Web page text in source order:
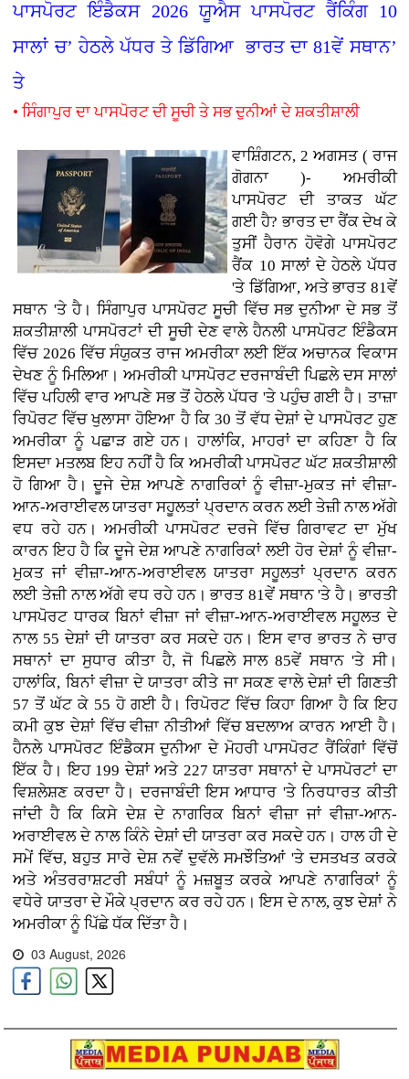
ਪਾਸਪੋਰਟ ਇੰਡੈਕਸ 2026 ਯੂਐਸ ਪਾਸਪੋਰਟ ਰੈਂਕਿੰਗ 10
ਸਾਲਾਂ ਚ’ ਹੇਠਲੇ ਪੱਧਰ ਤੇ ਡਿੱਗਿਆ ਭਾਰਤ ਦਾ 81ਵੇਂ ਸਥਾਨ’
ਤੇ
• ਸਿੰਗਾਪੁਰ ਦਾ ਪਾਸਪੋਰਟ ਦੀ ਸੂਚੀ ਤੇ ਸਭ ਦੁਨੀਆਂ ਦੇ ਸ਼ਕਤੀਸ਼ਾਲੀ
ਵਾਸ਼ਿੰਗਟਨ, 2 ਅਗਸਤ ( ਰਾਜ
ਗੋਗਨਾ )- ਅਮਰੀਕੀ
ਪਾਸਪੋਰਟ ਦੀ ਤਾਕਤ ਘੱਟ
ਗਈ ਹੈ? ਭਾਰਤ ਦਾ ਰੈਂਕ ਦੇਖ ਕੇ
ਤੁਸੀਂ ਹੈਰਾਨ ਹੋਵੋਗੇ ਪਾਸਪੋਰਟ
ਰੈਂਕ 10 ਸਾਲਾਂ ਦੇ ਹੇਠਲੇ ਪੱਧਰ
'ਤੇ ਡਿੱਗਿਆ, ਅਤੇ ਭਾਰਤ 81ਵੇਂ
ਸਥਾਨ 'ਤੇ ਹੈ। ਸਿੰਗਾਪੁਰ ਪਾਸਪੋਰਟ ਸੂਚੀ ਵਿੱਚ ਸਭ ਦੁਨੀਆ ਦੇ ਸਭ ਤੋਂ
ਸ਼ਕਤੀਸ਼ਾਲੀ ਪਾਸਪੋਰਟਾਂ ਦੀ ਸੂਚੀ ਦੇਣ ਵਾਲੇ ਹੈਨਲੀ ਪਾਸਪੋਰਟ ਇੰਡੈਕਸ
ਵਿੱਚ 2026 ਵਿੱਚ ਸੰਯੁਕਤ ਰਾਜ ਅਮਰੀਕਾ ਲਈ ਇੱਕ ਅਚਾਨਕ ਵਿਕਾਸ
ਦੇਖਣ ਨੂੰ ਮਿਲਿਆ। ਅਮਰੀਕੀ ਪਾਸਪੋਰਟ ਦਰਜਾਬੰਦੀ ਪਿਛਲੇ ਦਸ ਸਾਲਾਂ
ਵਿੱਚ ਪਹਿਲੀ ਵਾਰ ਆਪਣੇ ਸਭ ਤੋਂ ਹੇਠਲੇ ਪੱਧਰ 'ਤੇ ਪਹੁੰਚ ਗਈ ਹੈ। ਤਾਜ਼ਾ
ਰਿਪੋਰਟ ਵਿੱਚ ਖੁਲਾਸਾ ਹੋਇਆ ਹੈ ਕਿ 30 ਤੋਂ ਵੱਧ ਦੇਸ਼ਾਂ ਦੇ ਪਾਸਪੋਰਟ ਹੁਣ
ਅਮਰੀਕਾ ਨੂੰ ਪਛਾੜ ਗਏ ਹਨ। ਹਾਲਾਂਕਿ, ਮਾਹਰਾਂ ਦਾ ਕਹਿਣਾ ਹੈ ਕਿ
ਇਸਦਾ ਮਤਲਬ ਇਹ ਨਹੀਂ ਹੈ ਕਿ ਅਮਰੀਕੀ ਪਾਸਪੋਰਟ ਘੱਟ ਸ਼ਕਤੀਸ਼ਾਲੀ
ਹੋ ਗਿਆ ਹੈ। ਦੂਜੇ ਦੇਸ਼ ਆਪਣੇ ਨਾਗਰਿਕਾਂ ਨੂੰ ਵੀਜ਼ਾ-ਮੁਕਤ ਜਾਂ ਵੀਜ਼ਾ-
ਆਨ-ਅਰਾਈਵਲ ਯਾਤਰਾ ਸਹੂਲਤਾਂ ਪ੍ਰਦਾਨ ਕਰਨ ਲਈ ਤੇਜ਼ੀ ਨਾਲ ਅੱਗੇ
ਵਧ ਰਹੇ ਹਨ। ਅਮਰੀਕੀ ਪਾਸਪੋਰਟ ਦਰਜੇ ਵਿੱਚ ਗਿਰਾਵਟ ਦਾ ਮੁੱਖ
ਕਾਰਨ ਇਹ ਹੈ ਕਿ ਦੂਜੇ ਦੇਸ਼ ਆਪਣੇ ਨਾਗਰਿਕਾਂ ਲਈ ਹੋਰ ਦੇਸ਼ਾਂ ਨੂੰ ਵੀਜ਼ਾ-
ਮੁਕਤ ਜਾਂ ਵੀਜ਼ਾ-ਆਨ-ਅਰਾਈਵਲ ਯਾਤਰਾ ਸਹੂਲਤਾਂ ਪ੍ਰਦਾਨ ਕਰਨ
ਲਈ ਤੇਜ਼ੀ ਨਾਲ ਅੱਗੇ ਵਧ ਰਹੇ ਹਨ। ਭਾਰਤ 81ਵੇਂ ਸਥਾਨ 'ਤੇ ਹੈ। ਭਾਰਤੀ
ਪਾਸਪੋਰਟ ਧਾਰਕ ਬਿਨਾਂ ਵੀਜ਼ਾ ਜਾਂ ਵੀਜ਼ਾ-ਆਨ-ਅਰਾਈਵਲ ਸਹੂਲਤ ਦੇ
ਨਾਲ 55 ਦੇਸ਼ਾਂ ਦੀ ਯਾਤਰਾ ਕਰ ਸਕਦੇ ਹਨ। ਇਸ ਵਾਰ ਭਾਰਤ ਨੇ ਚਾਰ
ਸਥਾਨਾਂ ਦਾ ਸੁਧਾਰ ਕੀਤਾ ਹੈ, ਜੋ ਪਿਛਲੇ ਸਾਲ 85ਵੇਂ ਸਥਾਨ 'ਤੇ ਸੀ।
ਹਾਲਾਂਕਿ, ਬਿਨਾਂ ਵੀਜ਼ਾ ਦੇ ਯਾਤਰਾ ਕੀਤੇ ਜਾ ਸਕਣ ਵਾਲੇ ਦੇਸ਼ਾਂ ਦੀ ਗਿਣਤੀ
57 ਤੋਂ ਘੱਟ ਕੇ 55 ਹੋ ਗਈ ਹੈ। ਰਿਪੋਰਟ ਵਿੱਚ ਕਿਹਾ ਗਿਆ ਹੈ ਕਿ ਇਹ
ਕਮੀ ਕੁਝ ਦੇਸ਼ਾਂ ਵਿੱਚ ਵੀਜ਼ਾ ਨੀਤੀਆਂ ਵਿੱਚ ਬਦਲਾਅ ਕਾਰਨ ਆਈ ਹੈ।
ਹੈਨਲੇ ਪਾਸਪੋਰਟ ਇੰਡੈਕਸ ਦੁਨੀਆ ਦੇ ਮੋਹਰੀ ਪਾਸਪੋਰਟ ਰੈਂਕਿੰਗਾਂ ਵਿੱਚੋਂ
ਇੱਕ ਹੈ। ਇਹ 199 ਦੇਸ਼ਾਂ ਅਤੇ 227 ਯਾਤਰਾ ਸਥਾਨਾਂ ਦੇ ਪਾਸਪੋਰਟਾਂ ਦਾ
ਵਿਸ਼ਲੇਸ਼ਣ ਕਰਦਾ ਹੈ। ਦਰਜਾਬੰਦੀ ਇਸ ਆਧਾਰ 'ਤੇ ਨਿਰਧਾਰਤ ਕੀਤੀ
ਜਾਂਦੀ ਹੈ ਕਿ ਕਿਸੇ ਦੇਸ਼ ਦੇ ਨਾਗਰਿਕ ਬਿਨਾਂ ਵੀਜ਼ਾ ਜਾਂ ਵੀਜ਼ਾ-ਆਨ-
ਅਰਾਈਵਲ ਦੇ ਨਾਲ ਕਿੰਨੇ ਦੇਸ਼ਾਂ ਦੀ ਯਾਤਰਾ ਕਰ ਸਕਦੇ ਹਨ। ਹਾਲ ਹੀ ਦੇ
ਸਮੇਂ ਵਿੱਚ, ਬਹੁਤ ਸਾਰੇ ਦੇਸ਼ ਨਵੇਂ ਦੁਵੱਲੇ ਸਮਝੌਤਿਆਂ 'ਤੇ ਦਸਤਖਤ ਕਰਕੇ
ਅਤੇ ਅੰਤਰਰਾਸ਼ਟਰੀ ਸਬੰਧਾਂ ਨੂੰ ਮਜ਼ਬੂਤ ​​ਕਰਕੇ ਆਪਣੇ ਨਾਗਰਿਕਾਂ ਨੂੰ
ਵਧੇਰੇ ਯਾਤਰਾ ਦੇ ਮੌਕੇ ਪ੍ਰਦਾਨ ਕਰ ਰਹੇ ਹਨ। ਇਸ ਦੇ ਨਾਲ, ਕੁਝ ਦੇਸ਼ਾਂ ਨੇ
ਅਮਰੀਕਾ ਨੂੰ ਪਿੱਛੇ ਧੱਕ ਦਿੱਤਾ ਹੈ।
03 August, 2026